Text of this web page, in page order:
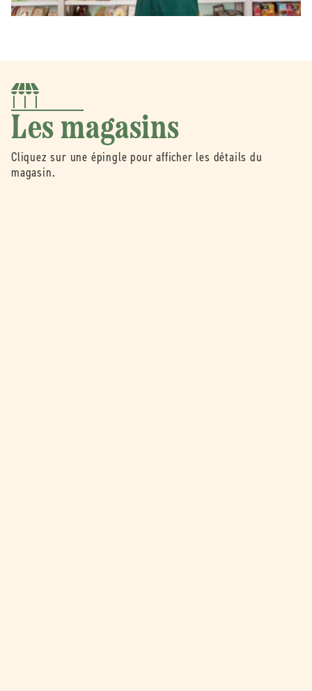
Les magasins
Cliquez sur une épingle pour afficher les détails du
magasin.